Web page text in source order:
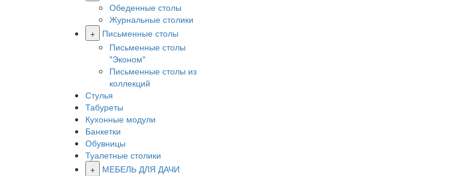
Обеденные столы
Журнальные столики
+
Письменные столы
Письменные столы
"Эконом"
Письменные столы из
коллекций
Стулья
Табуреты
Кухонные модули
Банкетки
Обувницы
Туалетные столики
+
МЕБЕЛЬ ДЛЯ ДАЧИ